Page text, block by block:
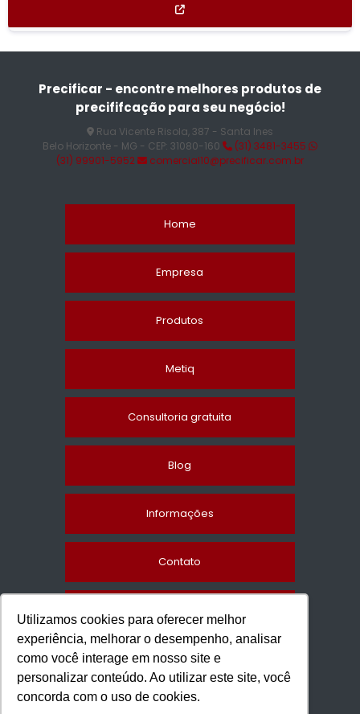
Utilizamos cookies para oferecer melhor
experiência, melhorar o desempenho, analisar
como você interage em nosso site e
personalizar conteúdo. Ao utilizar este site, você
concorda com o uso de cookies.
Precificar - encontre melhores produtos de
precififcação para seu negócio!
Rua Vicente Risola, 387 - Santa Ines
Belo Horizonte - MG - CEP: 31080-160
(31) 3481-3455
(31) 99901-5952
comercial10@precificar.com.br
Home
Empresa
Produtos
Metiq
Consultoria gratuita
Blog
Informações
Contato